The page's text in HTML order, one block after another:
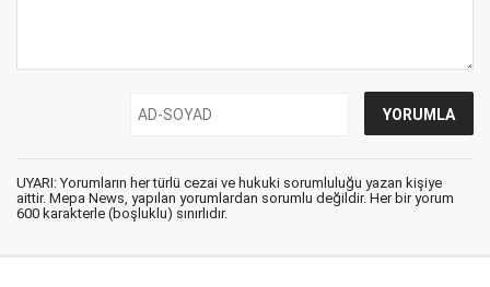
UYARI: Yorumların her türlü cezai ve hukuki sorumluluğu yazan kişiye
aittir. Mepa News, yapılan yorumlardan sorumlu değildir. Her bir yorum
600 karakterle (boşluklu) sınırlıdır.